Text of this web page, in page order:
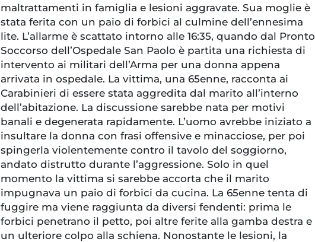
maltrattamenti in famiglia e lesioni aggravate. Sua moglie è
stata ferita con un paio di forbici al culmine dell’ennesima
lite. L’allarme è scattato intorno alle 16:35, quando dal Pronto
Soccorso dell’Ospedale San Paolo è partita una richiesta di
intervento ai militari dell’Arma per una donna appena
arrivata in ospedale. La vittima, una 65enne, racconta ai
Carabinieri di essere stata aggredita dal marito all’interno
dell’abitazione. La discussione sarebbe nata per motivi
banali e degenerata rapidamente. L’uomo avrebbe iniziato a
insultare la donna con frasi offensive e minacciose, per poi
spingerla violentemente contro il tavolo del soggiorno,
andato distrutto durante l’aggressione. Solo in quel
momento la vittima si sarebbe accorta che il marito
impugnava un paio di forbici da cucina. La 65enne tenta di
fuggire ma viene raggiunta da diversi fendenti: prima le
forbici penetrano il petto, poi altre ferite alla gamba destra e
un ulteriore colpo alla schiena. Nonostante le lesioni, la